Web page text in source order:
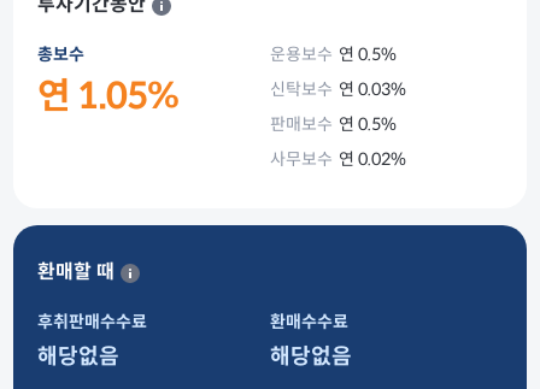
투자기간동안
총보수
연 1.05%
운용보수 연 0.5%
신탁보수 연 0.03%
판매보수 연 0.5%
사무보수 연 0.02%
환매할 때
후취판매수수료
해당없음
환매수수료
해당없음